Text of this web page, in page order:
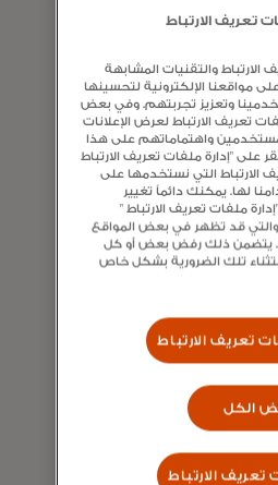
تعريف الارتباط
والتقنيات المشابهة
مواقعنا الإلكترونية لتحسينها
وتعزيز تجربتهم. وفي بعض
تعريف الارتباط لعرض الإعلانات
واهتماماتهم على هذا
على "إدارة ملفات تعريف الارتباط
الارتباط التي نستخدمها على
لها. يمكنك دائماً تغيير
ملفات تعريف الارتباط "
قد تظهر في بعض المواقع
يتضمن ذلك رفض بعض أو كل
تلك الضرورية بشكل خاص
تعريف الارتباط
الكل
تعريف الارتباط